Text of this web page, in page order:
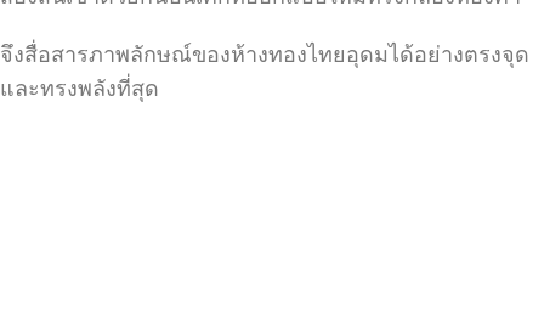
จึงสื่อสารภาพลักษณ์ของห้างทองไทยอุดมได้อย่างตรงจุด
และทรงพลังที่สุด